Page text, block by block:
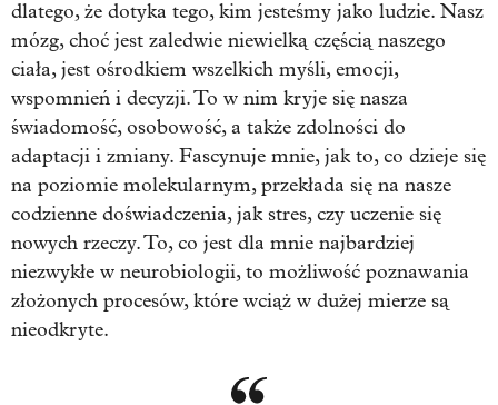
dlatego, że dotyka tego, kim jesteśmy jako ludzie. Nasz
mózg, choć jest zaledwie niewielką częścią naszego
ciała, jest ośrodkiem wszelkich myśli, emocji,
wspomnień i decyzji. To w nim kryje się nasza
świadomość, osobowość, a także zdolności do
adaptacji i zmiany. Fascynuje mnie, jak to, co dzieje się
na poziomie molekularnym, przekłada się na nasze
codzienne doświadczenia, jak stres, czy uczenie się
nowych rzeczy. To, co jest dla mnie najbardziej
niezwykłe w neurobiologii, to możliwość poznawania
złożonych procesów, które wciąż w dużej mierze są
nieodkryte.